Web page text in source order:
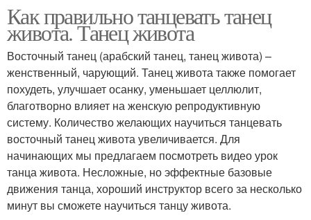
Как правильно танцевать танец
живота. Танец живота
Восточный танец (арабский танец, танец живота) –
женственный, чарующий. Танец живота также помогает
похудеть, улучшает осанку, уменьшает целлюлит,
благотворно влияет на женскую репродуктивную
систему. Количество желающих научиться танцевать
восточный танец живота увеличивается. Для
начинающих мы предлагаем посмотреть видео урок
танца живота. Несложные, но эффектные базовые
движения танца, хороший инструктор всего за несколько
минут вы сможете научиться танцу живота.